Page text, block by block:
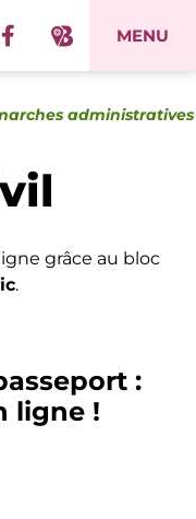
MENU
administratives
grâce au bloc
.
:
ligne !